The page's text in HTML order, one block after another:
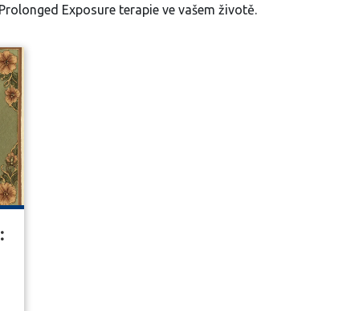
Exposure terapie ve vašem životě.